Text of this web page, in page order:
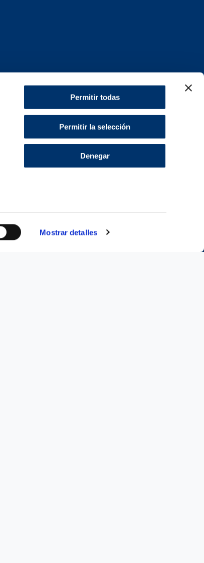
Mostrar detalles
Permitir todas
Permitir la selección
Denegar